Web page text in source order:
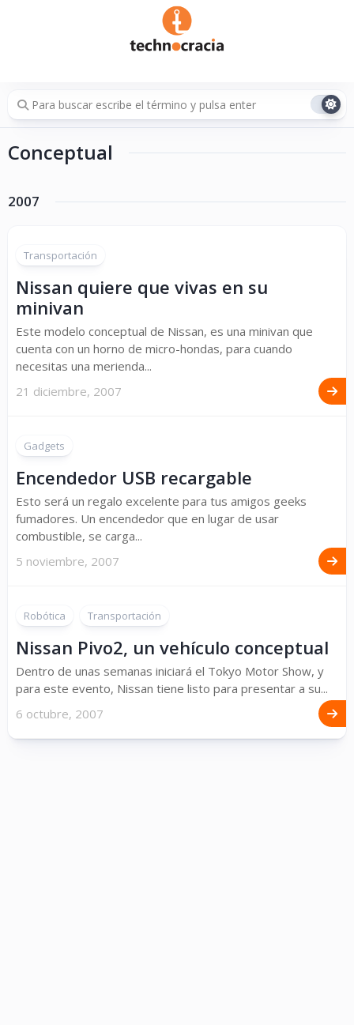
Conceptual
2007
Transportación
Nissan quiere que vivas en su
minivan
Este modelo conceptual de Nissan, es una minivan que
cuenta con un horno de micro-hondas, para cuando
necesitas una merienda...
21 diciembre, 2007
Gadgets
Encendedor USB recargable
Esto será un regalo excelente para tus amigos geeks
fumadores. Un encendedor que en lugar de usar
combustible, se carga...
5 noviembre, 2007
Robótica Transportación
Nissan Pivo2, un vehículo conceptual
Dentro de unas semanas iniciará el Tokyo Motor Show, y
para este evento, Nissan tiene listo para presentar a su...
6 octubre, 2007